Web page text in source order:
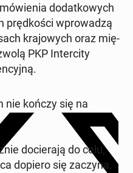
do­dat­ko­wych
pręd­ko­ści wpro­wa­dzą
kra­jo­wych oraz mię­
PKP In­ter­ci­ty
nie kończy się na
do­cie­ra­ją do celu,
dopiero się zaczyna.